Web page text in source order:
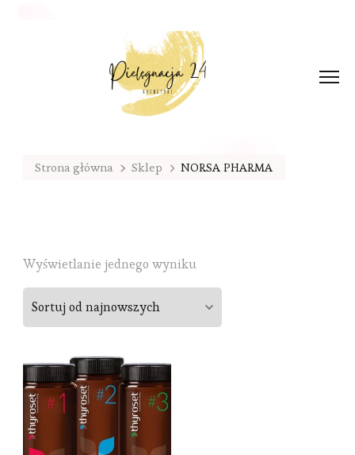
Strona główna Sklep NORSA PHARMA
Wyświetlanie jednego wyniku